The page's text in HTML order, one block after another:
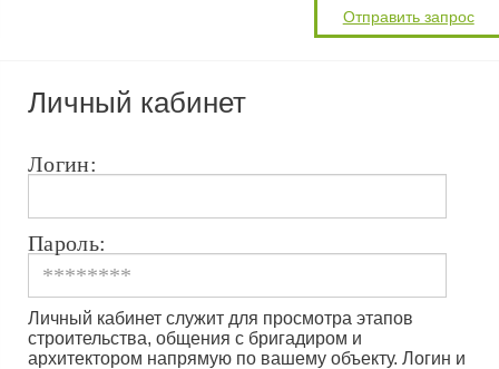
Личный кабинет
Логин:
Пароль:
Личный кабинет служит для просмотра этапов
строительства, общения с бригадиром и
архитектором напрямую по вашему объекту. Логин и